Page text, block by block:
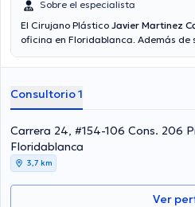
Sobre el especialista
El Cirujano Plástico Javier Martinez
oficina en Floridablanca. Además
de especialidad. El profesional de la
ha desempeñado como miembro de
Javier Martinez Camargo ha
conferencias con miras a tener una
ámbito de especialización y ha
Español son los idiomas usados por el
Consultorio 1
Carrera 24, #154-106 Cons. 206
Floridablanca
3,7 km
Ver